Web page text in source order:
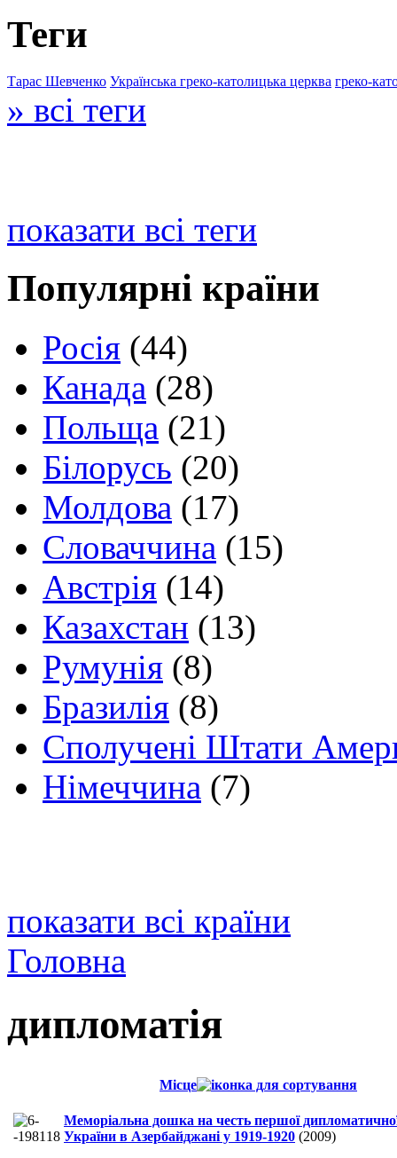
Теги
Тарас Шевченко Українська греко-католицька церква греко-
» всі теги
показати всі теги
Популярні країни
Росія (44)
Канада (28)
Польща (21)
Білорусь (20)
Молдова (17)
Словаччина (15)
Австрія (14)
Казахстан (13)
Румунія (8)
Бразилія (8)
Сполучені Штати
Німеччина (7)
показати всі країни
Головна
дипломатія
Місце
Меморіальна дошка на честь першої дипломатичної
України в Азербайджані у 1919-1920 (2009)